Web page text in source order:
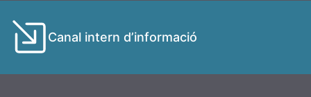
Canal intern d’informació